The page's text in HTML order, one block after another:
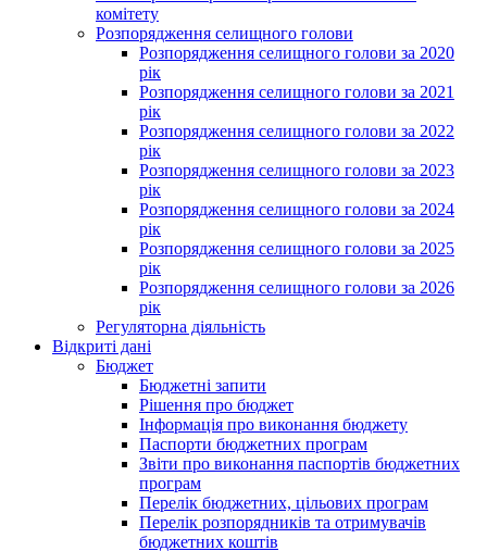
комітету
Розпорядження селищного голови
Розпорядження селищного голови за 2020
рік
Розпорядження селищного голови за 2021
рік
Розпорядження селищного голови за 2022
рік
Розпорядження селищного голови за 2023
рік
Розпорядження селищного голови за 2024
рік
Розпорядження селищного голови за 2025
рік
Розпорядження селищного голови за 2026
рік
Регуляторна діяльність
Відкриті дані
Бюджет
Бюджетні запити
Рішення про бюджет
Інформація про виконання бюджету
Паспорти бюджетних програм
Звіти про виконання паспортів бюджетних
програм
Перелік бюджетних, цільових програм
Перелік розпорядників та отримувачів
бюджетних коштів